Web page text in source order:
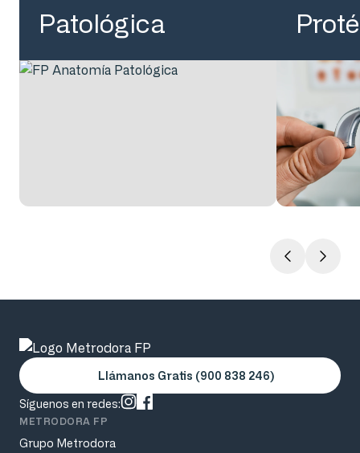
Patológica
Llámanos Gratis (900 838 246)
Síguenos en redes:
METRODORA FP
Grupo Metrodora